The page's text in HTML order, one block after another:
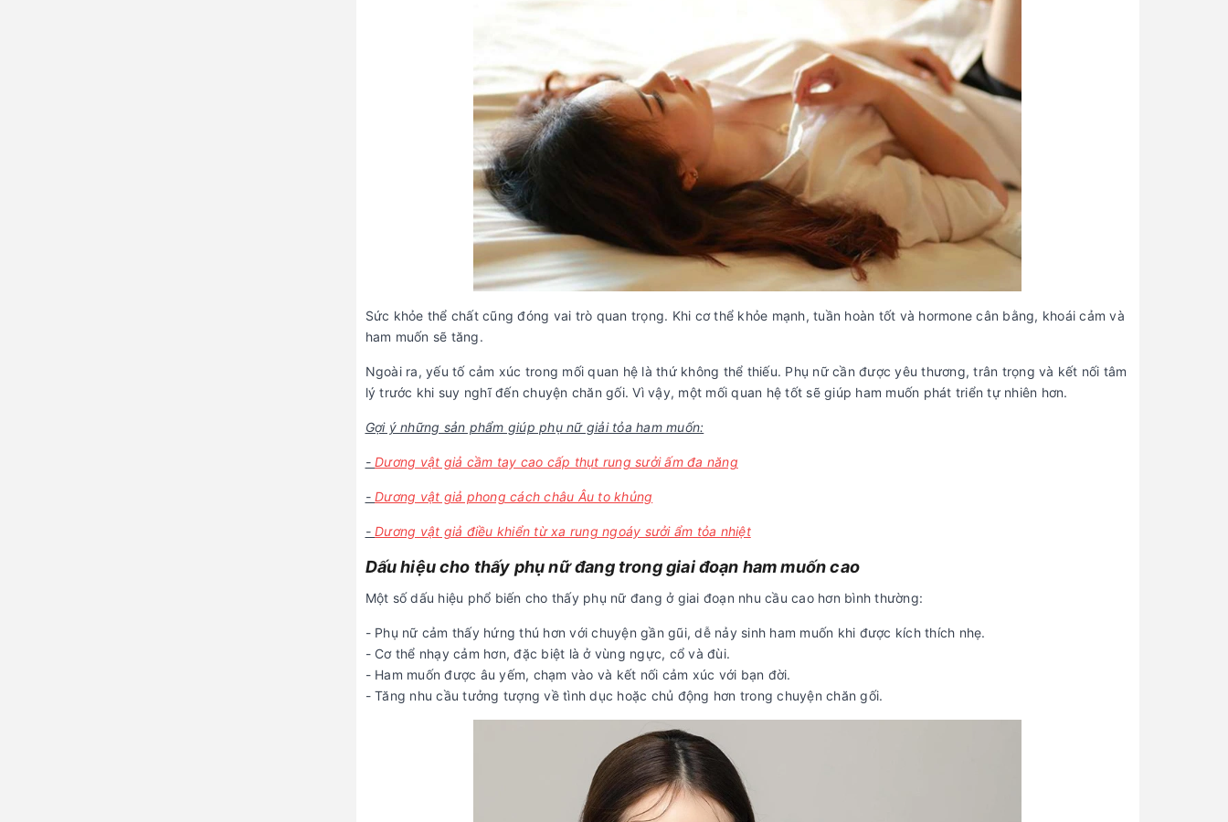
Sức khỏe thể chất cũng đóng vai trò quan trọng. Khi cơ thể khỏe mạnh, tuần hoàn tốt và hormone cân bằng, khoái cảm và
ham muốn sẽ tăng.
Ngoài ra, yếu tố cảm xúc trong mối quan hệ là thứ không thể thiếu. Phụ nữ cần được yêu thương, trân trọng và kết nối tâm
lý trước khi suy nghĩ đến chuyện chăn gối. Vì vậy, một mối quan hệ tốt sẽ giúp ham muốn phát triển tự nhiên hơn.
Gợi ý những sản phẩm giúp phụ nữ giải tỏa ham muốn:
- Dương vật giả cầm tay cao cấp thụt rung sưởi ấm đa năng
- Dương vật giả phong cách châu Âu to khủng
- Dương vật giả điều khiển từ xa rung ngoáy sưởi ẩm tỏa nhiệt
Dấu hiệu cho thấy phụ nữ đang trong giai đoạn ham muốn cao
Một số dấu hiệu phổ biến cho thấy phụ nữ đang ở giai đoạn nhu cầu cao hơn bình thường:
- Phụ nữ cảm thấy hứng thú hơn với chuyện gần gũi, dễ nảy sinh ham muốn khi được kích thích nhẹ.
- Cơ thể nhạy cảm hơn, đặc biệt là ở vùng ngực, cổ và đùi.
- Ham muốn được âu yếm, chạm vào và kết nối cảm xúc với bạn đời.
- Tăng nhu cầu tưởng tượng về tình dục hoặc chủ động hơn trong chuyện chăn gối.